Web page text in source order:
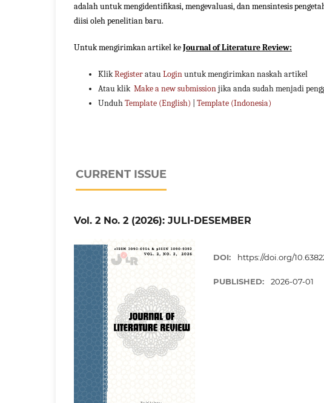
adalah untuk mengidentifikasi, mengevaluasi, dan mensintesis
diisi oleh penelitian baru.
Untuk mengirimkan artikel keJournal of Literature Review:
KlikRegisteratauLoginuntuk mengirimkan naskah artikel
Atau klik Make a new submissionjika anda sudah menjadi
UnduhTemplate (English) Template (Indonesia)
CURRENT ISSUE
Vol. 2 No. 2 (2026): JULI-DESEMBER
DOI: https://doi.org/
PUBLISHED: 2026-07-01